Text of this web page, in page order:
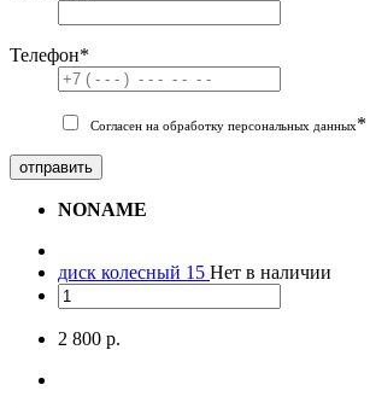
Телефон*
Согласен на обработку персональных данных*
отправить
NONAME
диск колесный 15 Нет в наличии
2 800 р.